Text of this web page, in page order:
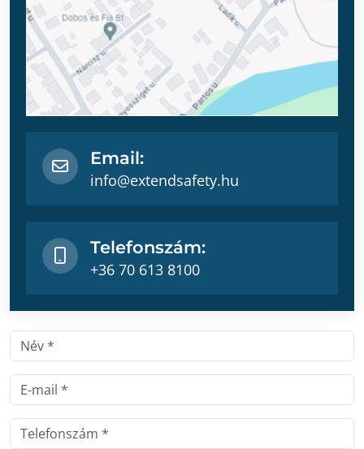
Email:
info@extendsafety.hu
Telefonszám:
+36 70 613 8100